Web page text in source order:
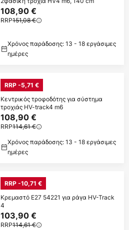
108,90 €
RRP151,08 €
Χρόνος παράδοσης: 13 - 18 εργάσιμες
ημέρες
RRP -5,71 €
Κεντρικός τροφοδότης για σύστημα
τροχιάς HV-track4 m6
108,90 €
RRP114,61 €
Χρόνος παράδοσης: 13 - 18 εργάσιμες
ημέρες
RRP -10,71 €
Κρεμαστό E27 54221 για ράγα HV-Track
4
103,90 €
RRP114,61 €